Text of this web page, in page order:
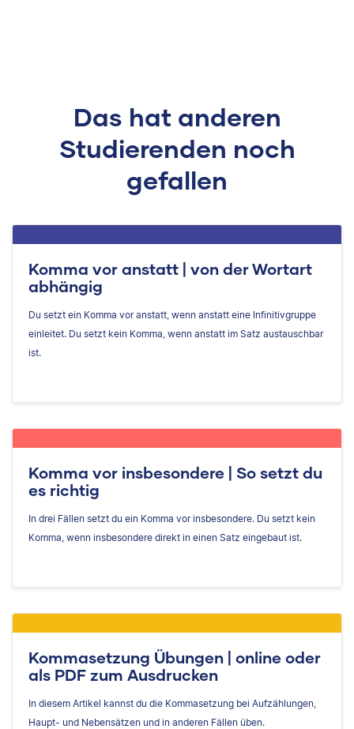
Das hat anderen
Studierenden noch
gefallen
Komma vor anstatt | von der Wortart
abhängig
Du setzt ein Komma vor anstatt, wenn anstatt eine Infinitivgruppe
einleitet. Du setzt kein Komma, wenn anstatt im Satz austauschbar
ist.
Komma vor insbesondere | So setzt du
es richtig
In drei Fällen setzt du ein Komma vor insbesondere. Du setzt kein
Komma, wenn insbesondere direkt in einen Satz eingebaut ist.
Kommasetzung Übungen | online oder
als PDF zum Ausdrucken
In diesem Artikel kannst du die Kommasetzung bei Aufzählungen,
Haupt- und Nebensätzen und in anderen Fällen üben.